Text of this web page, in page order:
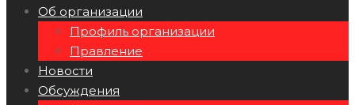
Об организации
Профиль организации
Правление
Новости
Обсуждения